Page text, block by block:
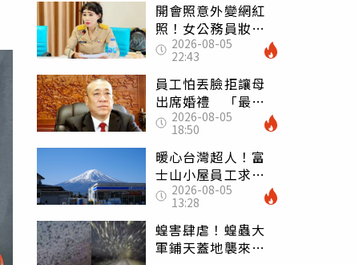
開會照意外變網紅
照！女公務員妝容
掀2千則留言 本人
怒嗆：化妝有錯嗎
2026-08-05
22:43
員工怕丟臉拒讓母
出席婚禮 「最愛
發錢老闆」震怒開
除：我看不起你
2026-08-05
18:50
暖心台灣超人！富
士山小屋員工求助
「想活下去」 山
友狂背物資上山：
台灣真的是寶島
2026-08-05
13:28
蝗害肆虐！蝗蟲大
軍鋪天蓋地襲來宛